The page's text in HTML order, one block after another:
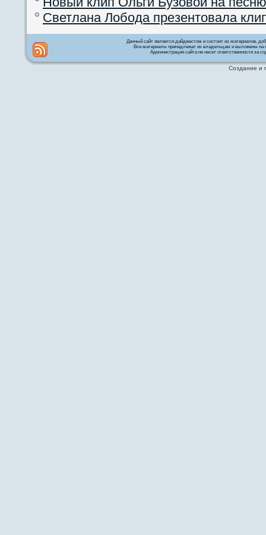
Светлана Лобода презентовала
Данный сайт является дайджестом и состоит из материалов,
Все материалы принадлежат их владельцам и выложены на
Администрация сайта не несет ответственности за
Создание и